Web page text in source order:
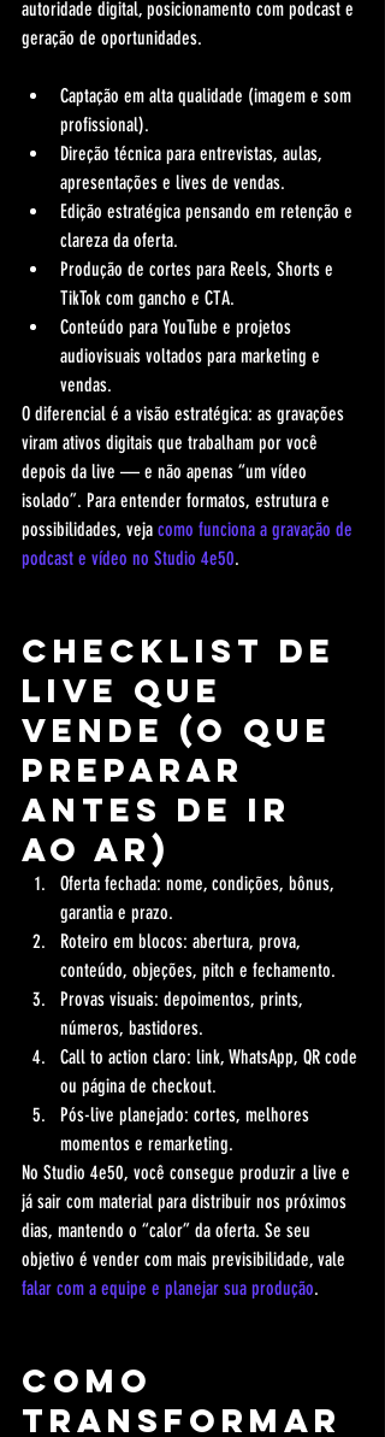
autoridade digital, posicionamento com podcast e
geração de oportunidades.
Captação em alta qualidade (imagem e som
profissional).
Direção técnica para entrevistas, aulas,
apresentações e lives de vendas.
Edição estratégica pensando em retenção e
clareza da oferta.
Produção de cortes para Reels, Shorts e
TikTok com gancho e CTA.
Conteúdo para YouTube e projetos
audiovisuais voltados para marketing e
vendas.
O diferencial é a visão estratégica: as gravações
viram ativos digitais que trabalham por você
depois da live — e não apenas “um vídeo
isolado”. Para entender formatos, estrutura e
possibilidades, veja como funciona a gravação de
podcast e vídeo no Studio 4e50.
Checklist de
live que
vende (o que
preparar
antes de ir
ao ar)
Oferta fechada: nome, condições, bônus,
garantia e prazo.
Roteiro em blocos: abertura, prova,
conteúdo, objeções, pitch e fechamento.
Provas visuais: depoimentos, prints,
números, bastidores.
Call to action claro: link, WhatsApp, QR code
ou página de checkout.
Pós-live planejado: cortes, melhores
momentos e remarketing.
No Studio 4e50, você consegue produzir a live e
já sair com material para distribuir nos próximos
dias, mantendo o “calor” da oferta. Se seu
objetivo é vender com mais previsibilidade, vale
falar com a equipe e planejar sua produção.
Como
transformar